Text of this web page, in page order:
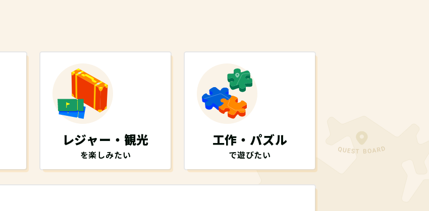
レジャー・観光
を楽しみたい
工作・パズル
で遊びたい